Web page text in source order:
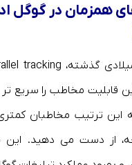
قابلیت مخاطب را سریع
ترتیب مخاطبان کمتری
از دست می دهید. این